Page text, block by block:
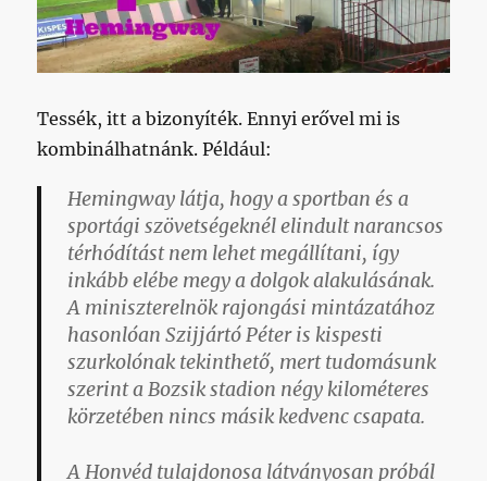
Tessék, itt a bizonyíték. Ennyi erővel mi is
kombinálhatnánk. Például:
Hemingway látja, hogy a sportban és a
sportági szövetségeknél elindult narancsos
térhódítást nem lehet megállítani, így
inkább elébe megy a dolgok alakulásának.
A miniszterelnök rajongási mintázatához
hasonlóan Szijjártó Péter is kispesti
szurkolónak tekinthető, mert tudomásunk
szerint a Bozsik stadion négy kilométeres
körzetében nincs másik kedvenc csapata.
A Honvéd tulajdonosa látványosan próbál